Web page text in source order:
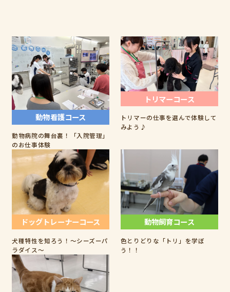
動物看護コース
動物病院の舞台裏！「入院管理」
のお仕事体験
トリマーコース
トリマーの仕事を選んで体験して
みよう♪
ドッグトレーナーコース
犬種特性を知ろう！～シーズーパ
ラダイス～
動物飼育コース
色とりどりな「トリ」を学ぼ
う！！